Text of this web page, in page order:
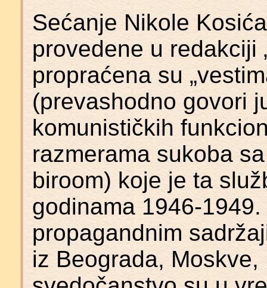
Sećanje Nikole
provedene u redakciji
propraćena su
(prevashodno govori
komunističkih
razmerama sukoba
biroom) koje je ta
godinama 1946-
propagandnim
iz Beograda,